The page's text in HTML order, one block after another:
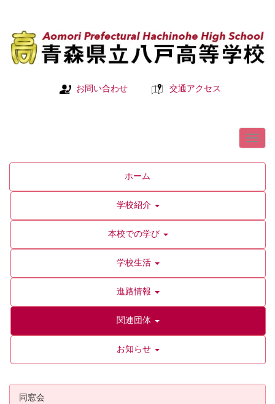
お問い合わせ 交通アクセス
ホーム
学校紹介
本校での学び
学校生活
進路情報
関連団体
お知らせ
同窓会